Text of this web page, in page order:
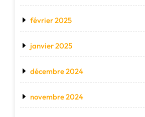
février 2025
janvier 2025
décembre 2024
novembre 2024